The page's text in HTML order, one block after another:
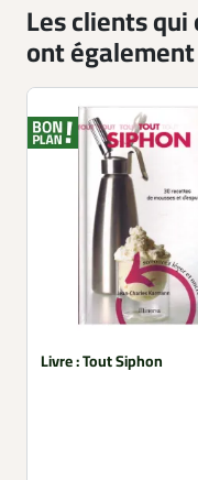
Les clients
ont
Livre : Tout Siphon